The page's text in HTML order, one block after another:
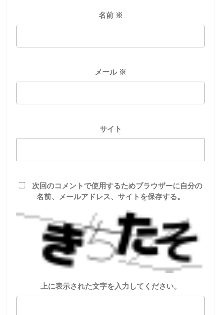
名前 ※
メール ※
サイト
次回のコメントで使用するためブラウザーに自分の
名前、メールアドレス、サイトを保存する。
上に表示された文字を入力してください。